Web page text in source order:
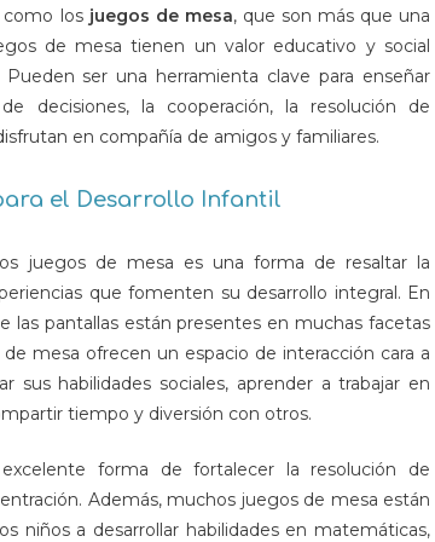
como los juegos de mesa, que son más que una
de mesa tienen un valor educativo y social
ser una herramienta clave para enseñar
decisiones, la cooperación, la resolución de
en compañía de amigos y familiares.
el Desarrollo Infantil
juegos de mesa es una forma de resaltar la
que fomenten su desarrollo integral. En
las pantallas están presentes en muchas facetas
mesa ofrecen un espacio de interacción cara a
sus habilidades sociales, aprender a trabajar en
tiempo y diversión con otros.
forma de fortalecer la resolución de
Además, muchos juegos de mesa están
niños a desarrollar habilidades en matemáticas,